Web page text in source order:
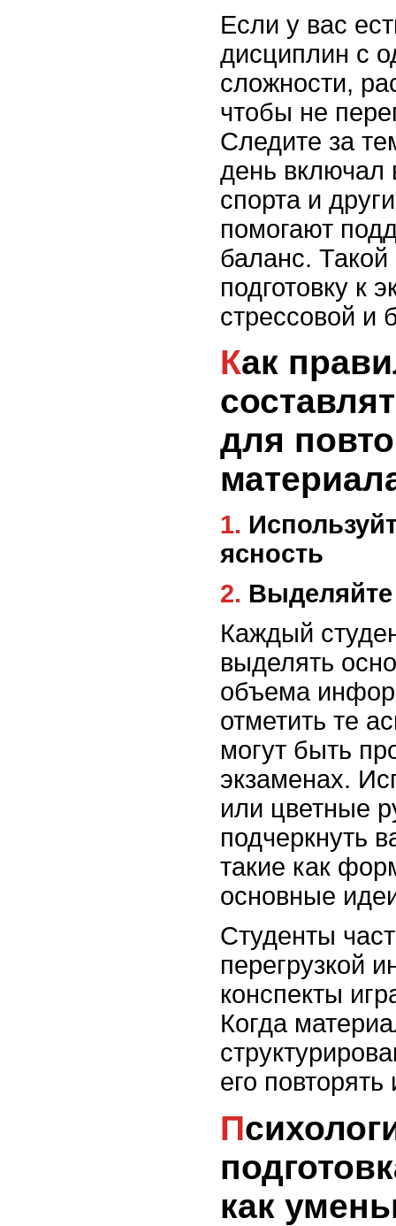
Если у вас
дисциплин с
сложности,
чтобы не
Следите за
день включал
спорта и
помогают
баланс.
подготовку к
стрессовой и
Как правильно
для
1. Используйте краткость и
ясность
2.
Каждый
выделять
объема
отметить те
могут быть
экзаменах.
или цветные
подчеркнуть
такие как
основные
Студенты
перегрузкой
конспекты
Когда
его
Психологическая
как